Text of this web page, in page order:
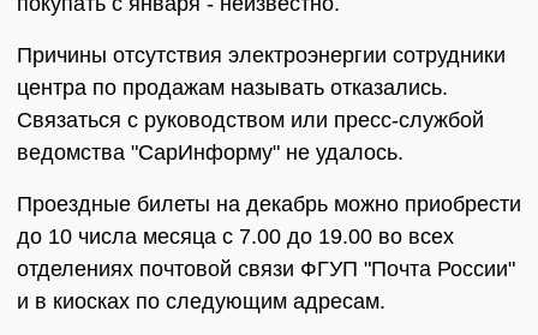
Причины отсутствия электроэнергии сотрудники
центра по продажам называть отказались.
Связаться с руководством или пресс-службой
ведомства "СарИнформу" не удалось.
Проездные билеты на декабрь можно приобрести
до 10 числа месяца с 7.00 до 19.00 во всех
отделениях почтовой связи ФГУП "Почта России"
и в киосках по следующим адресам.